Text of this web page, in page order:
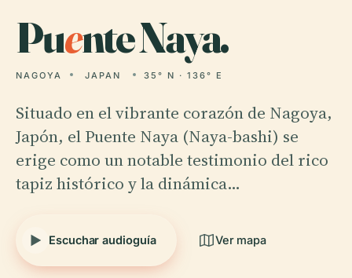
Puente Naya.
NAGOYA JAPAN 35° N · 136° E
Situado en el vibrante corazón de Nagoya,
Japón, el Puente Naya (Naya-bashi) se
erige como un notable testimonio del rico
tapiz histórico y la dinámica…
Escuchar audioguía Ver mapa